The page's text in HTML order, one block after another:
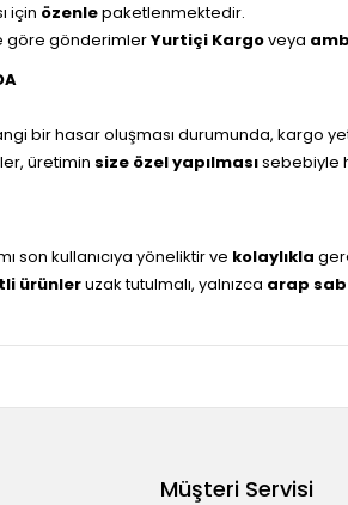
için özenlepaketlenmektedir.
göre gönderimlerYurtiçi Kargoveya
bir hasar oluşması durumunda, kargo
üretimin size özel yapılmasısebebiyle
son kullanıcıya yöneliktir ve kolaylıkla
ürünleruzak tutulmalı, yalnızca arap
Müşteri Servisi